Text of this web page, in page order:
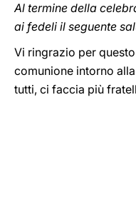
Al termine della
ai fedeli il seguente
Vi ringrazio per
comunione intorno
tutti, ci faccia più